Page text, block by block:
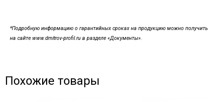
*Подробную информацию о гарантийных сроках на продукцию можно получить
на сайте www.dmitrov-profil.ru в разделе «Документы».
Похожие товары